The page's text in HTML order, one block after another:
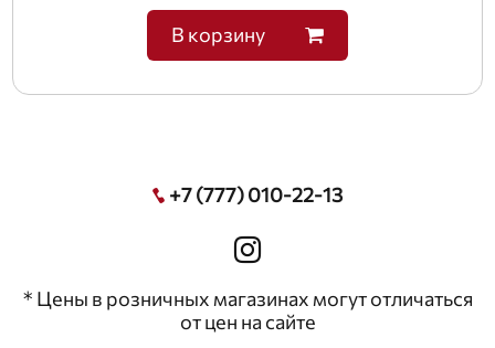
В корзину
+7 (777) 010-22-13
* Цены в розничных магазинах могут отличаться
от цен на сайте